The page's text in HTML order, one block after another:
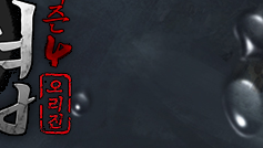
공지사항
이벤트
GM노트
GM TIP